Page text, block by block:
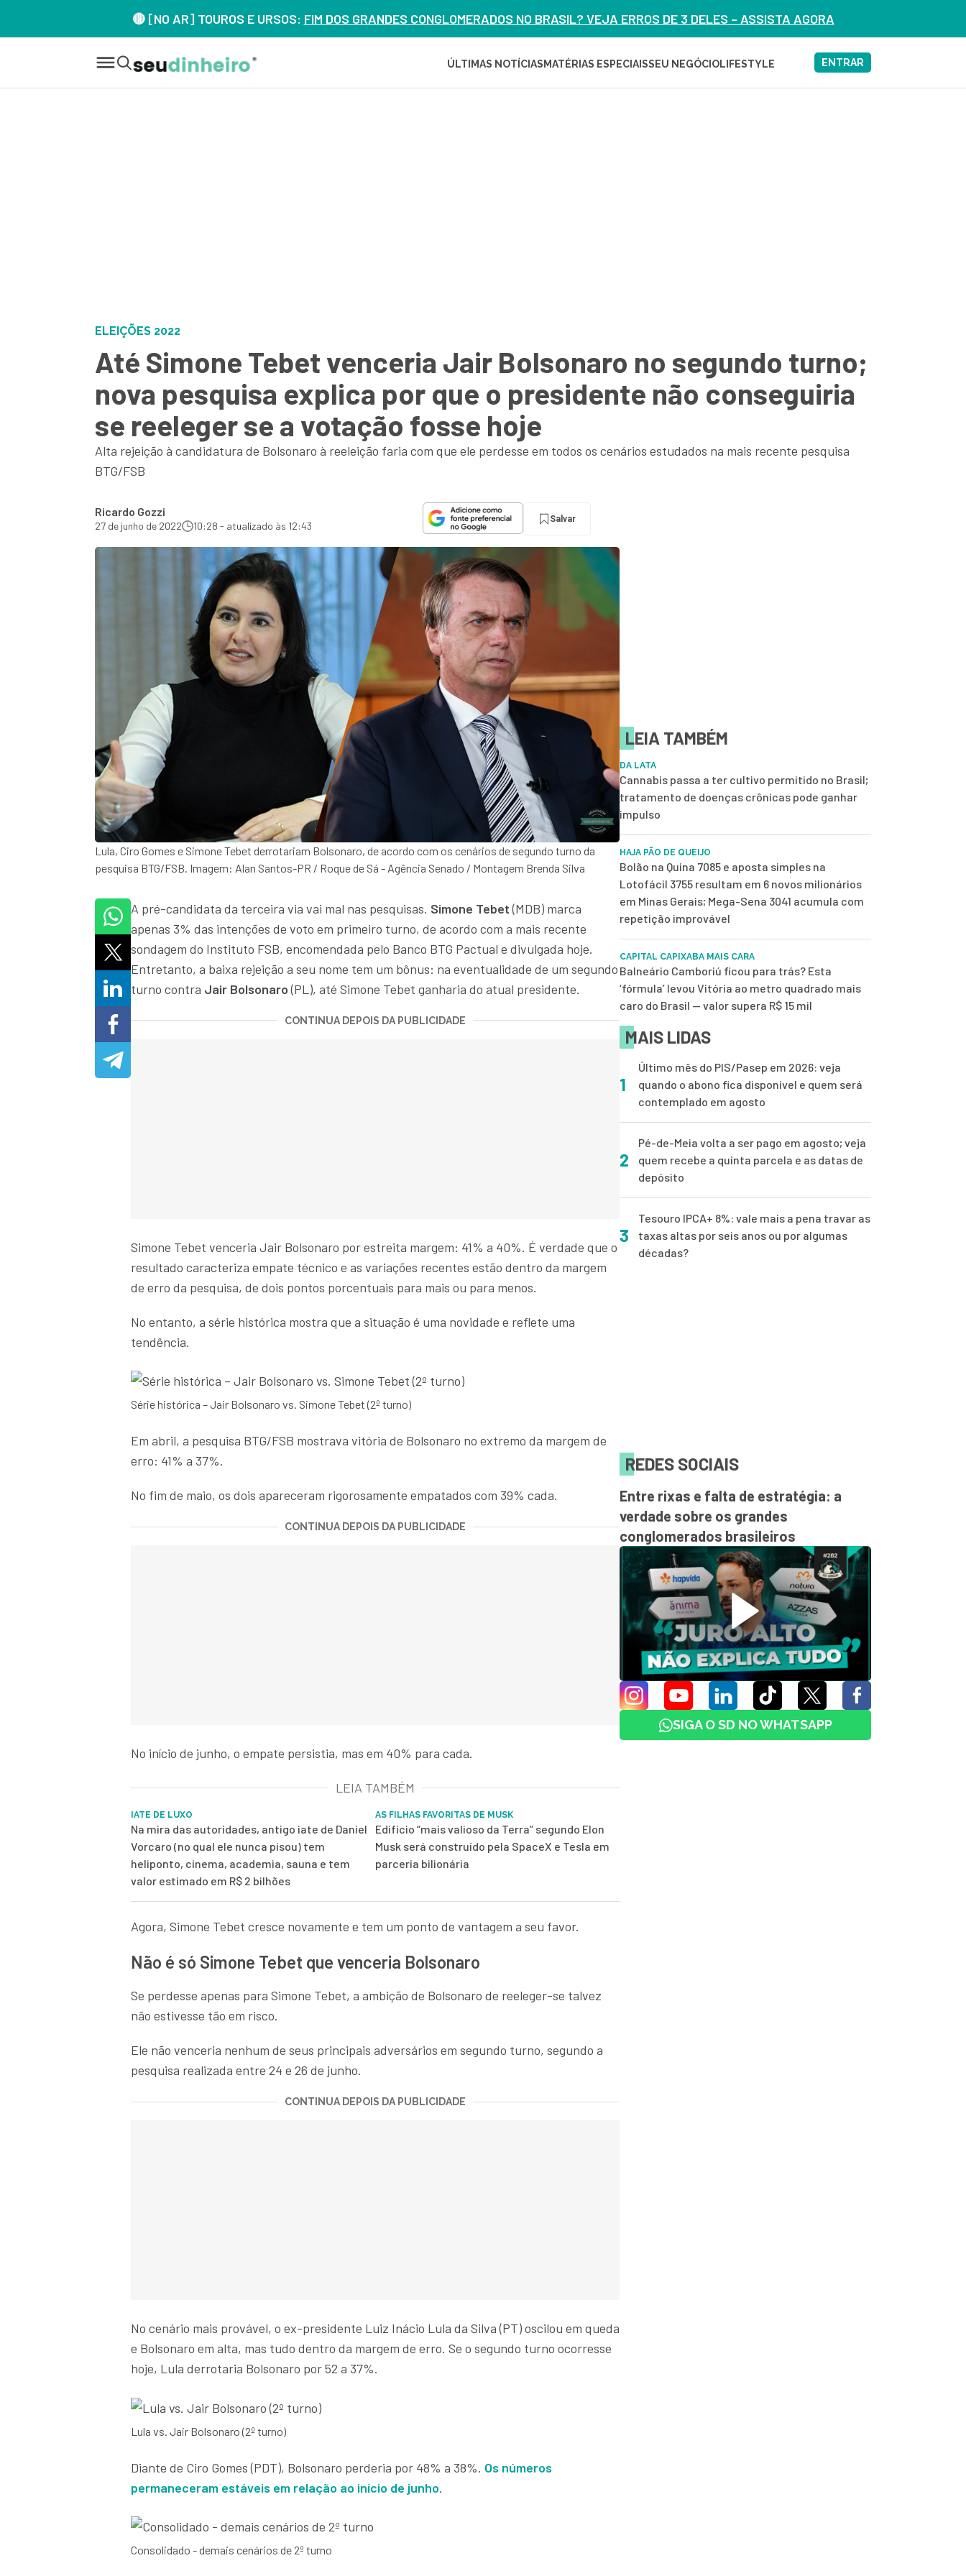
🔴 [NO AR] TOUROS E URSOS: FIM DOS GRANDES CONGLOMERADOS NO BRASIL? VEJA ERROS DE 3 DELES – ASSISTA AGORA
ÚLTIMAS NOTÍCIAS MATÉRIAS ESPECIAISSEU NEGÓCIOLIFESTYLE ENTRAR
ELEIÇÕES 2022
Até Simone Tebet venceria Jair Bolsonaro no segundo turno;
nova pesquisa explica por que o presidente não conseguiria
se reeleger se a votação fosse hoje
Alta rejeição à candidatura de Bolsonaro à reeleição faria com que ele perdesse em todos os cenários estudados na mais recente pesquisa
BTG/FSB
Ricardo Gozzi
27 de junho de 2022 10:28 - atualizado às 12:43
Salvar
Lula, Ciro Gomes e Simone Tebet derrotariam Bolsonaro, de acordo com os cenários de segundo turno da
pesquisa BTG/FSB. Imagem: Alan Santos-PR / Roque de Sá - Agência Senado / Montagem Brenda Silva
A pré-candidata da terceira via vai mal nas pesquisas. Simone Tebet(MDB) marca
apenas 3% das intenções de voto em primeiro turno, de acordo com a mais recente
sondagem do Instituto FSB, encomendada pelo Banco BTG Pactual e divulgada hoje.
Entretanto, a baixa rejeição a seu nome tem um bônus: na eventualidade de um segundo
turno contra Jair Bolsonaro(PL), até Simone Tebet ganharia do atual presidente.
CONTINUA DEPOIS DA PUBLICIDADE
Simone Tebet venceria Jair Bolsonaro por estreita margem: 41% a 40%. É verdade que o
resultado caracteriza empate técnico e as variações recentes estão dentro da margem
de erro da pesquisa, de dois pontos porcentuais para mais ou para menos.
No entanto, a série histórica mostra que a situação é uma novidade e reflete uma
tendência.
Série histórica – Jair Bolsonaro vs. Simone Tebet (2º turno)
Em abril, a pesquisa BTG/FSB mostrava vitória de Bolsonaro no extremo da margem de
erro: 41% a 37%.
No fim de maio, os dois apareceram rigorosamente empatados com 39% cada.
CONTINUA DEPOIS DA PUBLICIDADE
No início de junho, o empate persistia, mas em 40% para cada.
LEIA TAMBÉM
IATE DE LUXO
Na mira das autoridades, antigo iate de Daniel
Vorcaro (no qual ele nunca pisou) tem
heliponto, cinema, academia, sauna e tem
valor estimado em R$ 2 bilhões
AS FILHAS FAVORITAS DE MUSK
Edifício “mais valioso da Terra” segundo Elon
Musk será construído pela SpaceX e Tesla em
parceria bilionária
Agora, Simone Tebet cresce novamente e tem um ponto de vantagem a seu favor.
Não é só Simone Tebet que venceria Bolsonaro
Se perdesse apenas para Simone Tebet, a ambição de Bolsonaro de reeleger-se talvez
não estivesse tão em risco.
Ele não venceria nenhum de seus principais adversários em segundo turno, segundo a
pesquisa realizada entre 24 e 26 de junho.
CONTINUA DEPOIS DA PUBLICIDADE
No cenário mais provável, o ex-presidente Luiz Inácio Lula da Silva (PT) oscilou em queda
e Bolsonaro em alta, mas tudo dentro da margem de erro. Se o segundo turno ocorresse
hoje, Lula derrotaria Bolsonaro por 52 a 37%.
Lula vs. Jair Bolsonaro (2º turno)
Diante de Ciro Gomes (PDT), Bolsonaro perderia por 48% a 38%. Os números
permaneceram estáveis em relação ao início de junho.
Consolidado - demais cenários de 2º turno
LEIA TAMBÉM
DA LATA
Cannabis passa a ter cultivo permitido no Brasil;
tratamento de doenças crônicas pode ganhar
impulso
HAJA PÃO DE QUEIJO
Bolão na Quina 7085 e aposta simples na
Lotofácil 3755 resultam em 6 novos milionários
em Minas Gerais; Mega-Sena 3041 acumula com
repetição improvável
CAPITAL CAPIXABA MAIS CARA
Balneário Camboriú ficou para trás? Esta
‘fórmula’ levou Vitória ao metro quadrado mais
caro do Brasil — valor supera R$ 15 mil
MAIS LIDAS
1
Último mês do PIS/Pasep em 2026: veja
quando o abono fica disponível e quem será
contemplado em agosto
2
Pé-de-Meia volta a ser pago em agosto; veja
quem recebe a quinta parcela e as datas de
depósito
3
Tesouro IPCA+ 8%: vale mais a pena travar as
taxas altas por seis anos ou por algumas
décadas?
REDES SOCIAIS
Entre rixas e falta de estratégia: a
verdade sobre os grandes
conglomerados brasileiros
SIGA O SD NO WHATSAPP